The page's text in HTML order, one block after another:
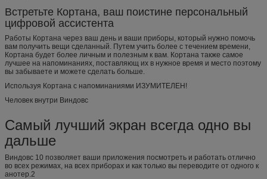
Встретьте Кортана, ваш поистине персональный
цифровой ассистента
Работы Кортана через ваш день и ваши приборы, который нужно помочь
вам получить вещи сделанный. Путем учить более с течением времени,
Кортана будет более личным и полезным к вам. Кортана также самое
лучшее на напоминаниях, поставляющ их в нужное время и место поэтому
вы забываете и можете сделать больше.
Используя Кортана с напоминаниями ИЗУМИТЕЛЕН!
Человек внутри Виндовс
Самый лучший экран всегда одно вы
дальше
Виндовс 10 позволяет ваши приложения посмотреть и работать отлично
во всех режимах, на всех приборах и как только вы переводите от одного к
анотер.2